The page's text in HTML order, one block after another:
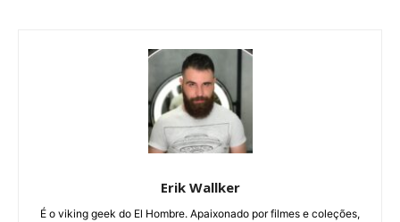
Erik Wallker
É o viking geek do El Hombre. Apaixonado por filmes e coleções,